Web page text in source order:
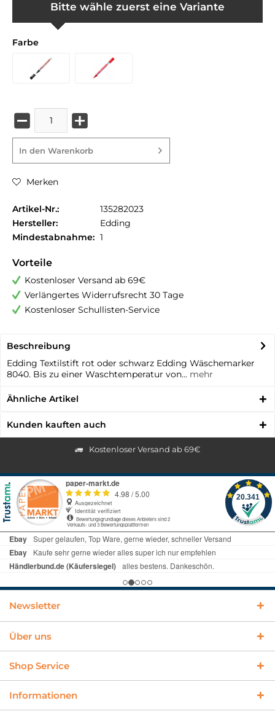
Bitte wähle zuerst eine Variante
Farbe
In den Warenkorb
Merken
Artikel-Nr.:
135282023
Hersteller:
Edding
Mindestabnahme: 1
Vorteile
Kostenloser Versand ab 69€
Verlängertes Widerrufsrecht 30 Tage
Kostenloser Schullisten-Service
Beschreibung
Edding Textilstift rot oder schwarz Edding Wäschemarker
8040. Bis zu einer Waschtemperatur von... mehr
Ähnliche Artikel
Kunden kauften auch
Kostenloser Versand ab 69€
Newsletter
Über uns
Shop Service
Informationen